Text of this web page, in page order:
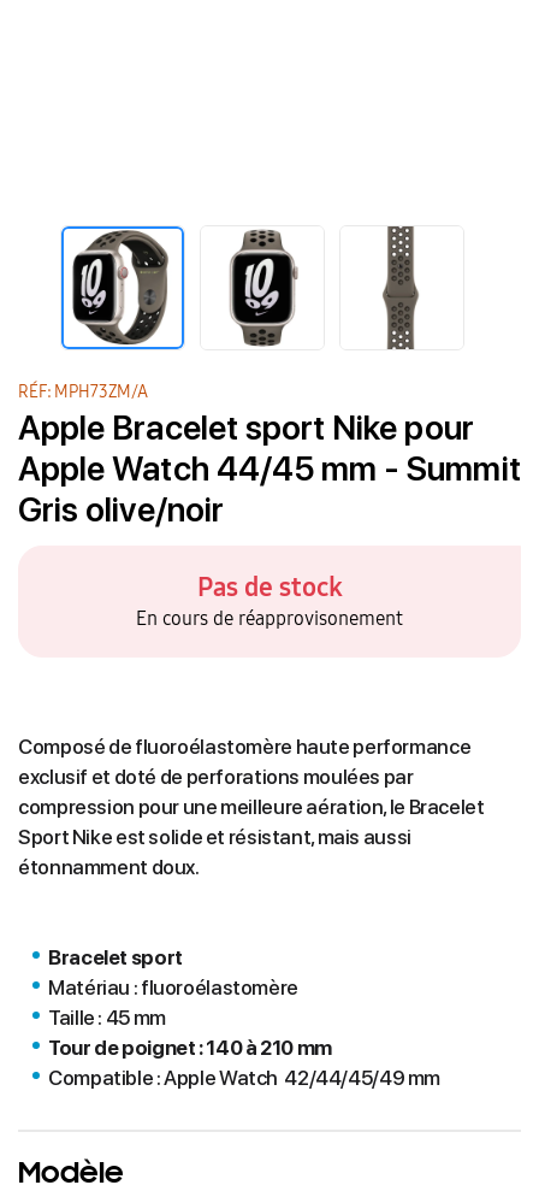
RÉF: MPH73ZM/A
Apple Bracelet sport Nike pour
Apple Watch 44/45 mm - Summit
Gris olive/noir
Pas de stock
En cours de réapprovisonement
Composé de fluoroélastomère haute performance
exclusif et doté de perforations moulées par
compression pour une meilleure aération, le Bracelet
Sport Nike est solide et résistant, mais aussi
étonnamment doux.
Bracelet sport
Matériau : fluoroélastomère
Taille : 45 mm
Tour de poignet : 140 à 210 mm
Compatible : Apple Watch 42/44/45/49 mm
Modèle